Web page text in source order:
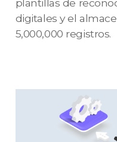
plantillas de
digitales y el
5,000,000 registros.